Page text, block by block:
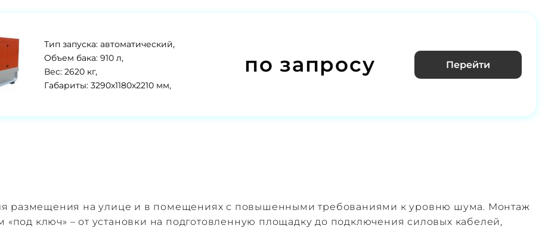
Тип запуска: автоматический,
Объем бака: 910 л,
Вес: 2620 кг,
Габариты: 3290x1180x2210 мм,
по запросу Перейти
размещения на улице и в помещениях с повышенными требованиями к уровню шума. Монтаж
«под ключ» – от установки на подготовленную площадку до подключения силовых кабелей,